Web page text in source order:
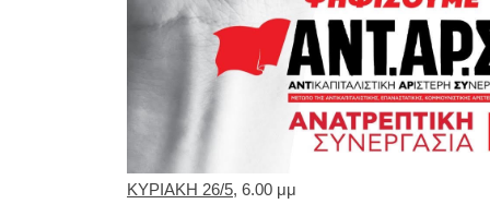
ΚΥΡΙΑΚΗ 26/5, 6.00 μμ